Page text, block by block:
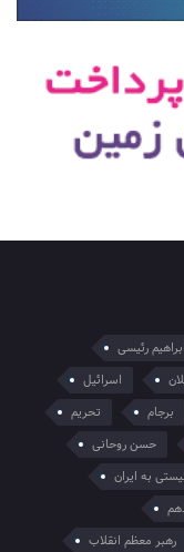
ابراهیم رئیسی
اسرائیل
برجام
تحریم
حسن روحانی
به ایران
رهبر معظم انقلاب